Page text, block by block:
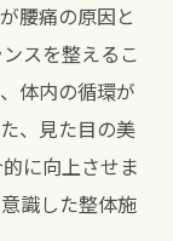
腰痛の原因と
スを整えるこ
体内の循環が
、見た目の美
に向上させま
識した整体施